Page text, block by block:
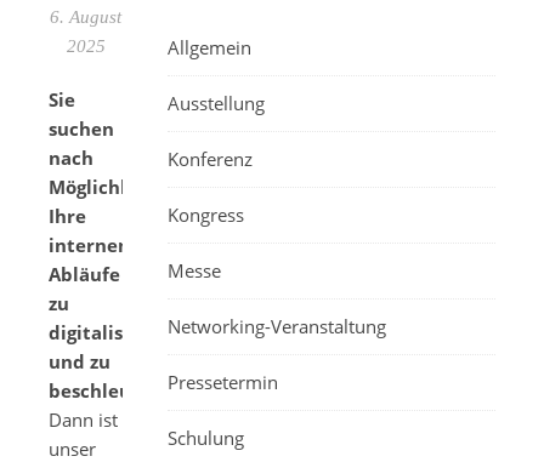
6. August
2025
Sie
suchen
nach
Möglichkeiten,
Ihre
internen
Abläufe
zu
digitalisieren
und zu
beschleunigen?
Dann ist
unser
Allgemein
Ausstellung
Konferenz
Kongress
Messe
Networking-Veranstaltung
Pressetermin
Schulung